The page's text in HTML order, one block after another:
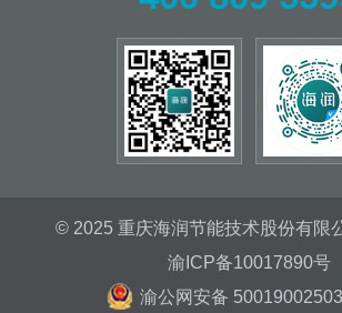
© 2025 重庆海润节能技术股份有限
渝ICP备10017890号
渝公网安备